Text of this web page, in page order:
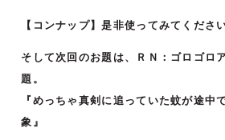
【コンナップ】是非使ってみてくださ
そして次回のお題は、ＲＮ：ゴロゴロ
題。
『めっちゃ真剣に追っていた蚊が途中
象』